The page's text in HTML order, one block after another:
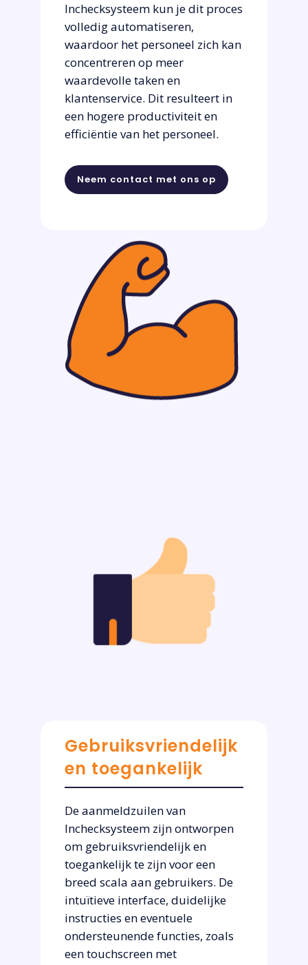
Inchecksysteem kun je dit proces
volledig automatiseren,
waardoor het personeel zich kan
concentreren op meer
waardevolle taken en
klantenservice. Dit resulteert in
een hogere productiviteit en
efficiëntie van het personeel.
Neem contact met ons op
Gebruiksvriendelijk
en toegankelijk
De aanmeldzuilen van
Inchecksysteem zijn ontworpen
om gebruiksvriendelijk en
toegankelijk te zijn voor een
breed scala aan gebruikers. De
intuïtieve interface, duidelijke
instructies en eventuele
ondersteunende functies, zoals
een touchscreen met